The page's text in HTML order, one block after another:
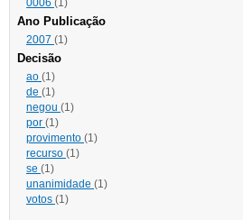
0006 (1)
Ano Publicação
2007 (1)
Decisão
ao (1)
de (1)
negou (1)
por (1)
provimento (1)
recurso (1)
se (1)
unanimidade (1)
votos (1)